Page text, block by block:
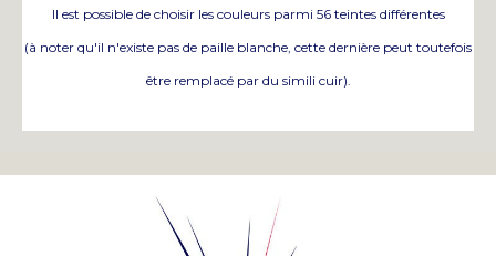
Il est possible de choisir les couleurs parmi 56 teintes différentes
(à noter qu'il n'existe pas de paille blanche, cette dernière peut toutefois
être remplacé par du simili cuir).